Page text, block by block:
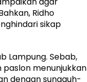
Ridho
sikap
Lampung. Sebab,
menunjukkan
dengan sungguh-